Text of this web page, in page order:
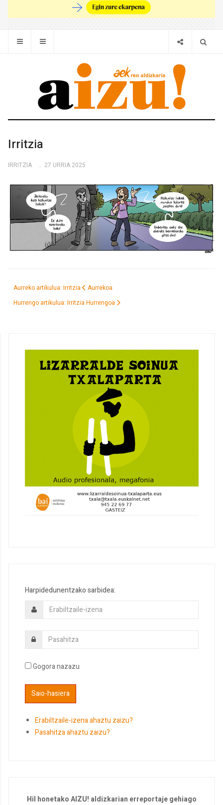
Irritzia
IRRITZIA 27 URRIA 2025
Aurreko artikulua: Irritzia
Aurrekoa
Hurrengo artikulua: Irritzia Hurrengoa
Harpidedunentzako sarbidea:
Gogora nazazu
Erabiltzaile-izena ahaztu zaizu?
Pasahitza ahaztu zaizu?
Hil honetako AIZU! aldizkarian erreportaje gehiago